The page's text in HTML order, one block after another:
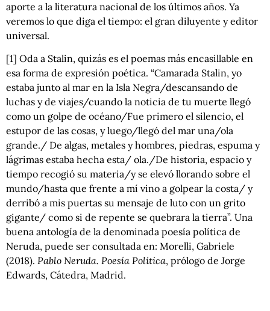
aporte a la literatura nacional de los últimos años. Ya
veremos lo que diga el tiempo: el gran diluyente y editor
universal.
[1] Oda a Stalin, quizás es el poemas más encasillable en
esa forma de expresión poética. “Camarada Stalin, yo
estaba junto al mar en la Isla Negra/descansando de
luchas y de viajes/cuando la noticia de tu muerte llegó
como un golpe de océano/Fue primero el silencio, el
estupor de las cosas, y luego/llegó del mar una/ola
grande./ De algas, metales y hombres, piedras, espuma y
lágrimas estaba hecha esta/ ola./De historia, espacio y
tiempo recogió su materia/y se elevó llorando sobre el
mundo/hasta que frente a mí vino a golpear la costa/ y
derribó a mis puertas su mensaje de luto con un grito
gigante/ como si de repente se quebrara la tierra”. Una
buena antología de la denominada poesía política de
Neruda, puede ser consultada en: Morelli, Gabriele
(2018). Pablo Neruda. Poesía Política, prólogo de Jorge
Edwards, Cátedra, Madrid.